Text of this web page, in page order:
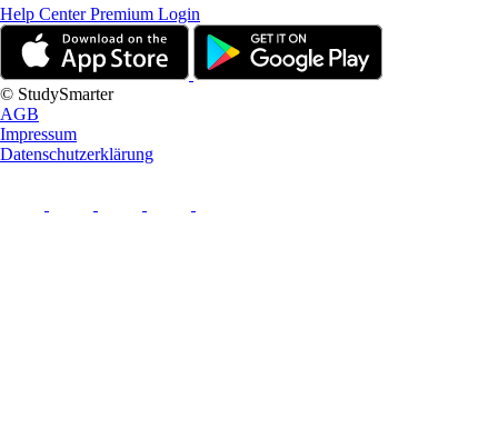
Help CenterPremium Login
© StudySmarter
AGB
Impressum
Datenschutzerklärung